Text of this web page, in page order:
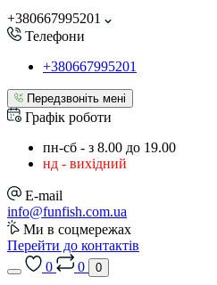
+380667995201
Телефони
+380667995201
Передзвоніть мені
Графік роботи
пн-сб - з 8.00 до 19.00
нд - вихідний
E-mail
info@funfish.com.ua
Ми в соцмережах
Перейти до контактів
0
0 0